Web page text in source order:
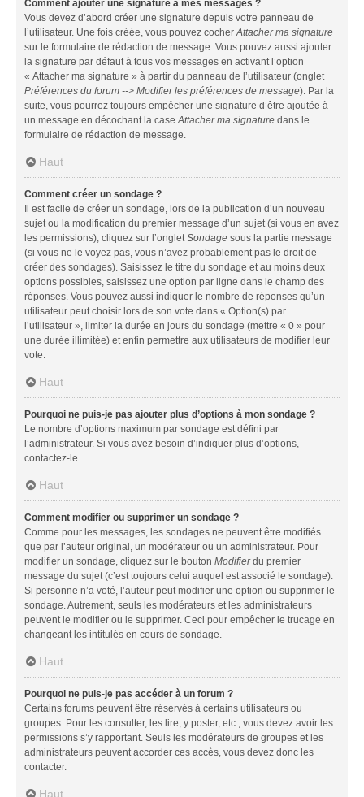
Comment ajouter une signature à mes messages ?
Vous devez d’abord créer une signature depuis votre panneau de
l’utilisateur. Une fois créée, vous pouvez cocherAttacher ma signature
sur le formulaire de rédaction de message. Vous pouvez aussi ajouter
la signature par défaut à tous vos messages en activant l’option
« Attacher ma signature » à partir du panneau de l’utilisateur (onglet
Préférences du forum --> Modifier les préférences de message). Par la
suite, vous pourrez toujours empêcher une signature d’être ajoutée à
un message en décochant la caseAttacher ma signature dans le
formulaire de rédaction de message.
Haut
Comment créer un sondage ?
Il est facile de créer un sondage, lors de la publication d’un nouveau
sujet ou la modification du premier message d’un sujet (si vous en avez
les permissions), cliquez sur l’ongletSondage sous la partie message
(si vous ne le voyez pas, vous n’avez probablement pas le droit de
créer des sondages). Saisissez le titre du sondage et au moins deux
options possibles, saisissez une option par ligne dans le champ des
réponses. Vous pouvez aussi indiquer le nombre de réponses qu’un
utilisateur peut choisir lors de son vote dans « Option(s) par
l’utilisateur », limiter la durée en jours du sondage (mettre « 0 » pour
une durée illimitée) et enfin permettre aux utilisateurs de modifier leur
vote.
Haut
Pourquoi ne puis-je pas ajouter plus d’options à mon sondage ?
Le nombre d’options maximum par sondage est défini par
l’administrateur. Si vous avez besoin d’indiquer plus d’options,
contactez-le.
Haut
Comment modifier ou supprimer un sondage ?
Comme pour les messages, les sondages ne peuvent être modifiés
que par l’auteur original, un modérateur ou un administrateur. Pour
modifier un sondage, cliquez sur le bouton Modifierdu premier
message du sujet (c’est toujours celui auquel est associé le sondage).
Si personne n’a voté, l’auteur peut modifier une option ou supprimer le
sondage. Autrement, seuls les modérateurs et les administrateurs
peuvent le modifier ou le supprimer. Ceci pour empêcher le trucage en
changeant les intitulés en cours de sondage.
Haut
Pourquoi ne puis-je pas accéder à un forum ?
Certains forums peuvent être réservés à certains utilisateurs ou
groupes. Pour les consulter, les lire, y poster, etc., vous devez avoir les
permissions s’y rapportant. Seuls les modérateurs de groupes et les
administrateurs peuvent accorder ces accès, vous devez donc les
contacter.
Haut